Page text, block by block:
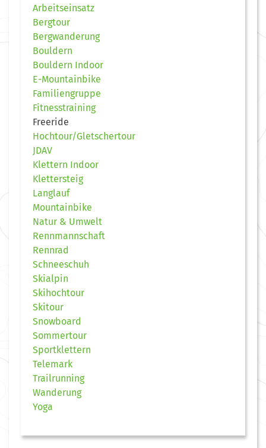
Arbeitseinsatz
Bergtour
Bergwanderung
Bouldern
Bouldern Indoor
E-Mountainbike
Familiengruppe
Fitnesstraining
Freeride
Hochtour/Gletschertour
JDAV
Klettern Indoor
Klettersteig
Langlauf
Mountainbike
Natur & Umwelt
Rennmannschaft
Rennrad
Schneeschuh
Skialpin
Skihochtour
Skitour
Snowboard
Sommertour
Sportklettern
Telemark
Trailrunning
Wanderung
Yoga